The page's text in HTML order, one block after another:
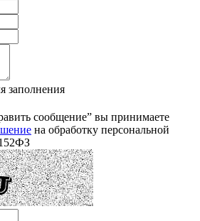
заполнения
сообщение” вы принимаете
на обработку персональной